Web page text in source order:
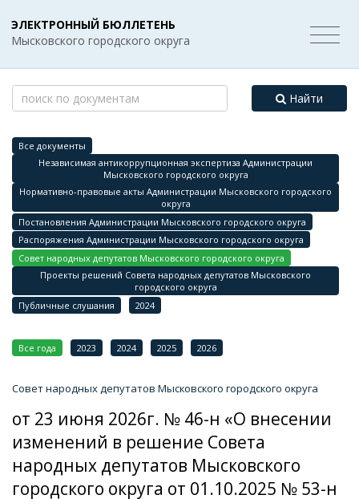
ЭЛЕКТРОННЫЙ БЮЛЛЕТЕНЬ
Мысковского городского округа
Найти
Все документы
Независимая антикоррупционная экспертиза Администрации
Мысковского городского округа
Нормативно-правовые акты Администрации Мысковского городского
округа
Постановления Администрации Мысковского городского округа
Распоряжения Администрации Мысковского городского округа
Совет народных депутатов Мысковского городского округа
Проекты решений Совета народных депутатов Мысковского
городского округа
Публичные слушания
2024
Все года 2023 2024 2025 2026
Совет народных депутатов Мысковского городского округа
от 23 июня 2026г. № 46-н «О внесении
изменений в решение Совета
народных депутатов Мысковского
городского округа от 01.10.2025 № 53-н